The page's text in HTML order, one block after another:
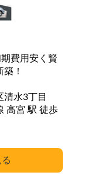
費用安く賢
！
清水3丁目
駅 徒歩